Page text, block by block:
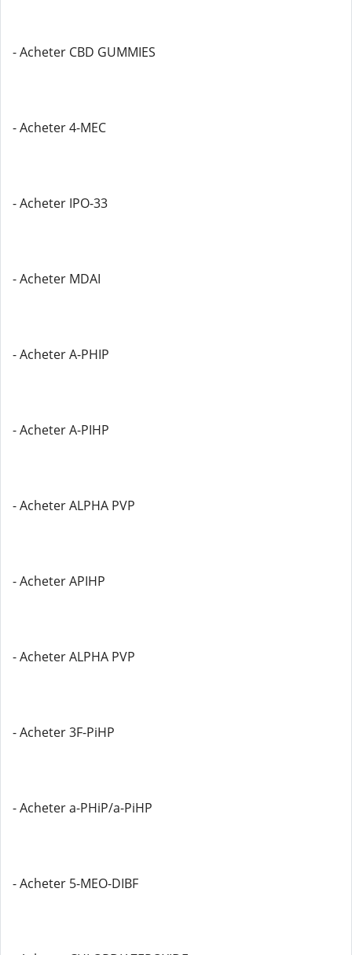
- Acheter CBD GUMMIES
- Acheter 4-MEC
- Acheter IPO-33
- Acheter MDAI
- Acheter A-PHIP
- Acheter A-PIHP
- Acheter ALPHA PVP
- Acheter APIHP
- Acheter ALPHA PVP
- Acheter 3F-PiHP
- Acheter a-PHiP/a-PiHP
- Acheter 5-MEO-DIBF